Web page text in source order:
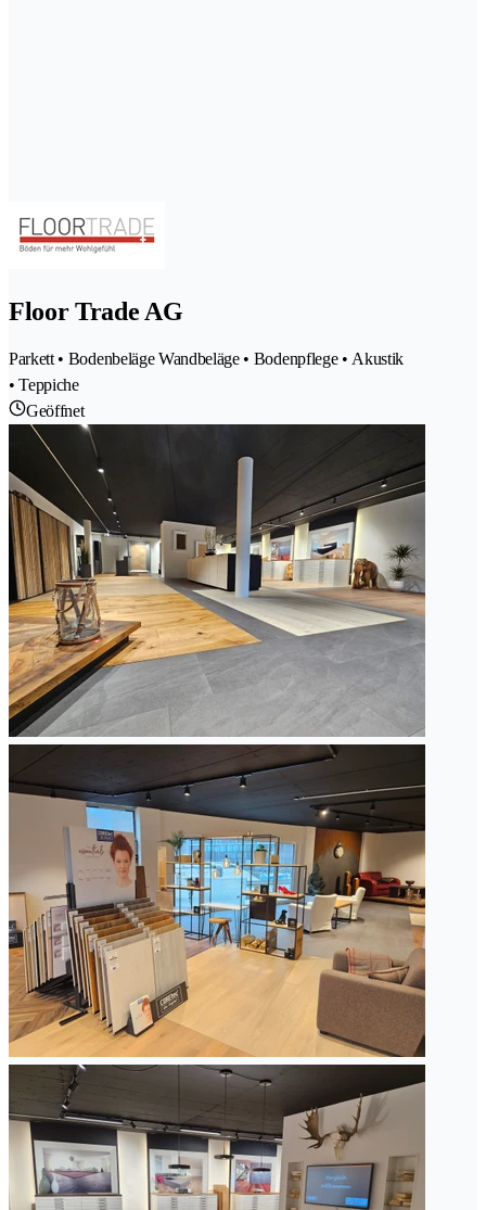
Floor Trade AG
Parkett • Bodenbeläge Wandbeläge • Bodenpflege • Akustik
• Teppiche
Geöffnet